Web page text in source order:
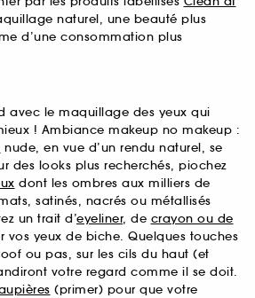
naturel, une beauté plus
d’une consommation plus
avec le maquillage des yeux qui
! Ambiance makeup no makeup :
nude, en vue d’un rendu naturel, se
des looks plus recherchés, piochez
dont les ombres aux milliers de
satinés, nacrés ou métallisés
un trait d’eyeliner, de crayon ou de
vos yeux de biche. Quelques touches
ou pas, sur les cils du haut (et
votre regard comme il se doit.
(primer) pour que votre